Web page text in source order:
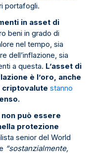
portafogli.
in asset di
beni in grado di
nel tempo, sia
dell’inflazione, sia
a questa. L’asset di
è l’oro, anche
criptovalute stanno
può essere
protezione
senior del World
“sostanzialmente,